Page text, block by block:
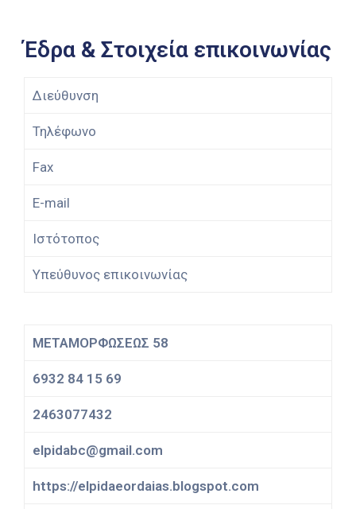
Έδρα & Στοιχεία επικοινωνίας
Διεύθυνση
Τηλέφωνο
Fax
E-mail
Ιστότοπος
Υπεύθυνος επικοινωνίας
ΜΕΤΑΜΟΡΦΩΣΕΩΣ 58
6932 84 15 69
2463077432
elpidabc@gmail.com
https://elpidaeordaias.blogspot.com